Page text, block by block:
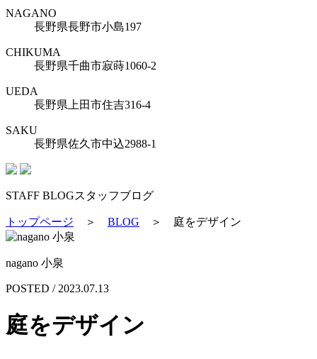
NAGANO
長野県長野市小島197
CHIKUMA
長野県千曲市寂蒔1060-2
UEDA
長野県上田市住吉316-4
SAKU
長野県佐久市中込2988-1
STAFF BLOGスタッフブログ
トップページ ＞ BLOG ＞ 庭をデザイン
nagano 小泉
POSTED / 2023.07.13
庭をデザイン